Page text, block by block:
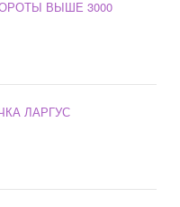
ВЫШЕ 3000
ЛАРГУС